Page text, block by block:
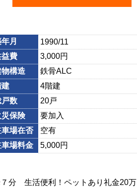
月
1990/11
益費
3,000円
物構造
鉄骨ALC
建
4階建
戸数
20戸
災保険
要加入
車場在否
空有
車場料金
5,000円
分 生活便利！ペットあり礼金20万